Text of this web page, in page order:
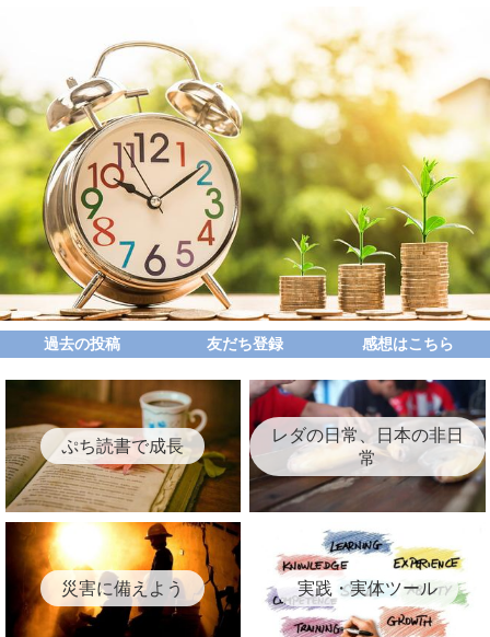
過去の投稿 友だち登録 感想はこちら
ぷち読書で成長
レダの日常、日本の非日
常
災害に備えよう 実践・実体ツール